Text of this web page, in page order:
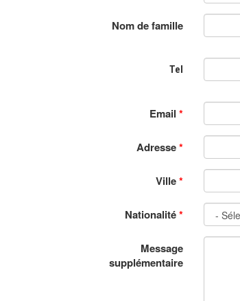
Nom de famille
Tel
Email *
Adresse*
Ville*
Nationalité*
Message
supplémentaire